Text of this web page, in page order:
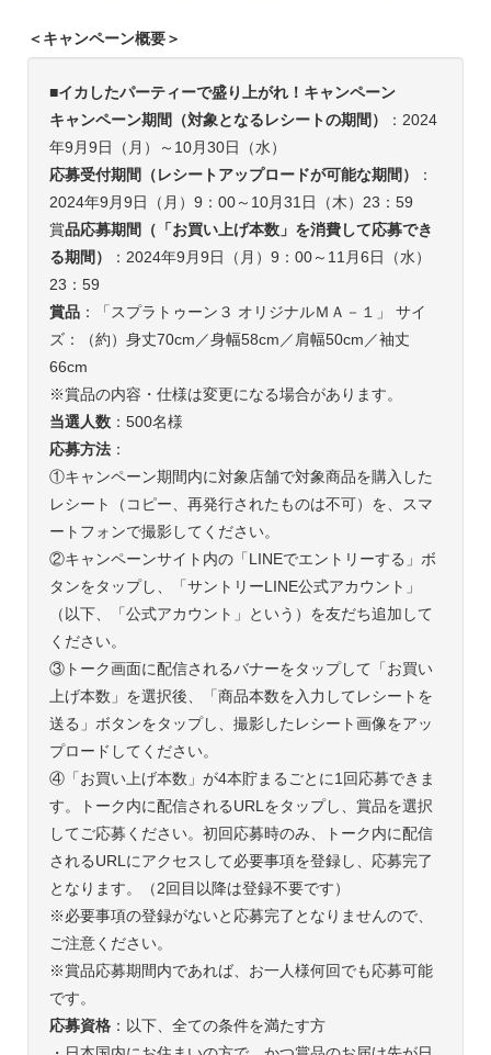
＜キャンペーン概要＞
■イカしたパーティーで盛り上がれ！キャンペーン
キャンペーン期間（対象となるレシートの期間）
：2024
年9月9日（月）～10月30日（水）
応募受付期間（レシートアップロードが可能な期間）
：
2024年9月9日（月）9：00～10月31日（木）23：59
賞品応募期間（「お買い上げ本数」を消費して応募でき
る期間）
：2024年9月9日（月）9：00～11月6日（水）
23：59
賞品：「スプラトゥーン３ オリジナルＭＡ－１」 サイ
ズ：（約）身丈70cm／身幅58cm／肩幅50cm／袖丈
66cm
※賞品の内容・仕様は変更になる場合があります。
当選人数：500名様
応募方法：
①キャンペーン期間内に対象店舗で対象商品を購入した
レシート（コピー、再発行されたものは不可）を、スマ
ートフォンで撮影してください。
②キャンペーンサイト内の「LINEでエントリーする」ボ
タンをタップし、「サントリーLINE公式アカウント」
（以下、「公式アカウント」という）を友だち追加して
ください。
③トーク画面に配信されるバナーをタップして「お買い
上げ本数」を選択後、「商品本数を入力してレシートを
送る」ボタンをタップし、撮影したレシート画像をアッ
プロードしてください。
④「お買い上げ本数」が4本貯まるごとに1回応募できま
す。トーク内に配信されるURLをタップし、賞品を選択
してご応募ください。初回応募時のみ、トーク内に配信
されるURLにアクセスして必要事項を登録し、応募完了
となります。（2回目以降は登録不要です）
※必要事項の登録がないと応募完了となりませんので、
ご注意ください。
※賞品応募期間内であれば、お一人様何回でも応募可能
です。
応募資格：以下、全ての条件を満たす方